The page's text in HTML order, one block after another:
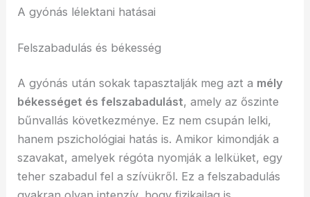
A gyónás lélektani hatásai
Felszabadulás és békesség
A gyónás után sokak tapasztalják meg azt a mély
békességet és felszabadulást, amely az őszinte
bűnvallás következménye. Ez nem csupán lelki,
hanem pszichológiai hatás is. Amikor kimondják a
szavakat, amelyek régóta nyomják a lelküket, egy
teher szabadul fel a szívükről. Ez a felszabadulás